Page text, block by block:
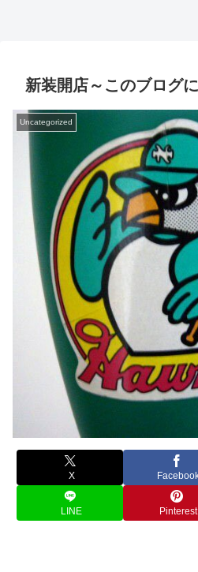
新装開店～このブログ
Uncategorized
X
LINE Pinterest